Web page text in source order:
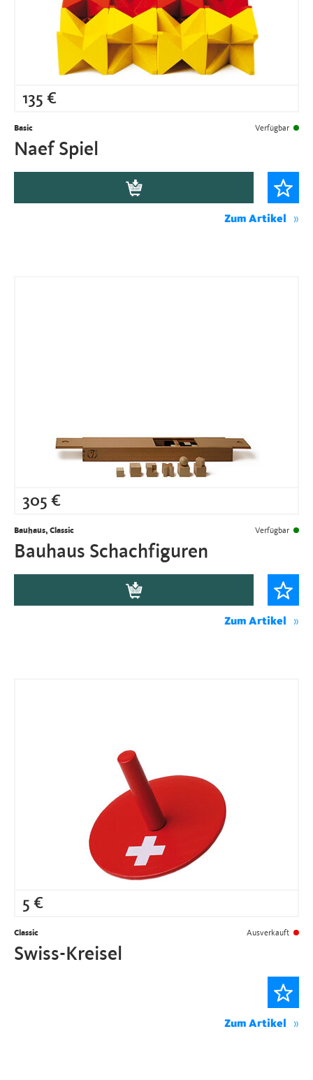
135 €
Basic Verfügbar
Naef Spiel
Zum Artikel
305 €
Bauhaus, Classic Verfügbar
Bauhaus Schachfiguren
Zum Artikel
5 €
Classic Ausverkauft
Swiss-Kreisel
Zum Artikel